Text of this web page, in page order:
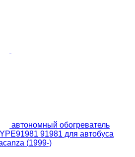
автономный обогреватель
91981 для автобуса
(1999-)